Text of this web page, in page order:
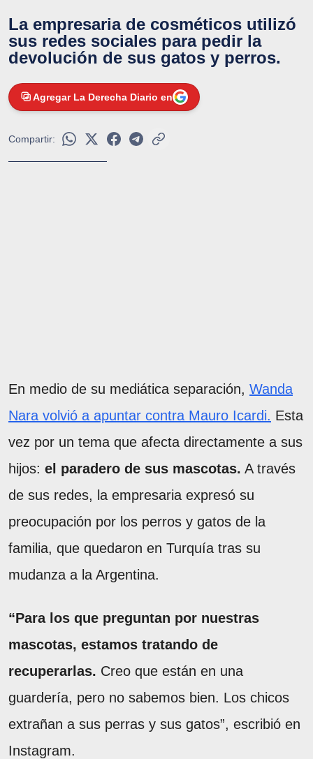
La empresaria de cosméticos utilizó
sus redes sociales para pedir la
devolución de sus gatos y perros.
Agregar La Derecha Diario en
Compartir:
En medio de su mediática separación, Wanda
Nara volvió a apuntar contra Mauro Icardi. Esta
vez por un tema que afecta directamente a sus
hijos: el paradero de sus mascotas. A través
de sus redes, la empresaria expresó su
preocupación por los perros y gatos de la
familia, que quedaron en Turquía tras su
mudanza a la Argentina.
“Para los que preguntan por nuestras
mascotas, estamos tratando de
recuperarlas. Creo que están en una
guardería, pero no sabemos bien. Los chicos
extrañan a sus perras y sus gatos”, escribió en
Instagram.